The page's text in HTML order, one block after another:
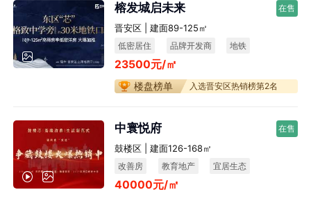
榕发城启未来 在售
晋安区 | 建面89-125㎡
低密居住 品牌开发商 地铁
23500元/㎡
楼盘榜单 入选晋安区热销榜第2名
中寰悦府 在售
鼓楼区 | 建面126-168㎡
改善房 教育地产
宜居生态
不限购
40000元/㎡